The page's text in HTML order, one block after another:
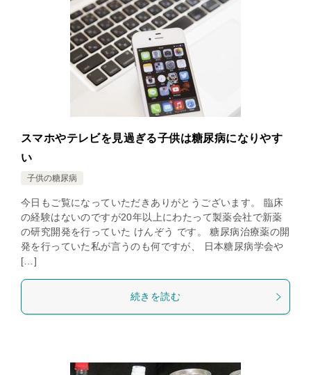
スマホやテレビを見過ぎる子供は糖尿病になりやす
い
子供の糖尿病
今日もご覧になっていただきありがとうございます。 臨床
の経験はないのですが20年以上にわたって製薬会社で新薬
の研究開発を行っていた けんぞう です。 糖尿病治療薬の開
発を行っていた私が言うのも何ですが、 日本糖尿病学会や
[…]
続きを読む